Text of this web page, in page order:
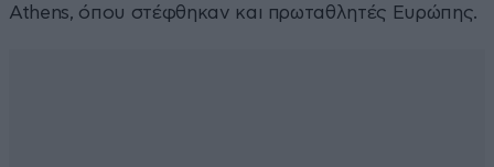
Athens, όπου στέφθηκαν και πρωταθλητές Ευρώπης.